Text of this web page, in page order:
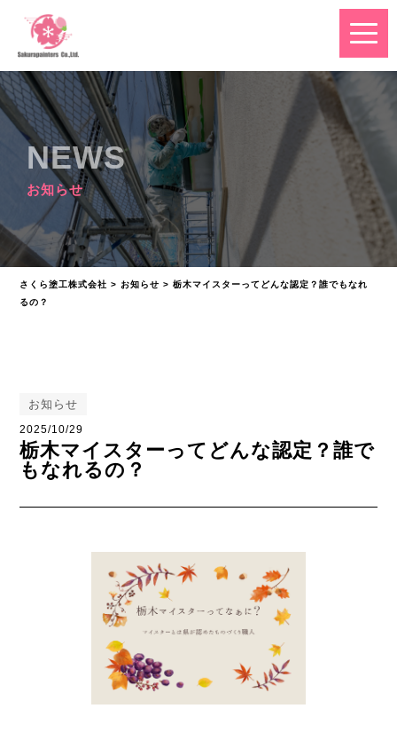
NEWS
お知らせ
さくら塗工株式会社 > お知らせ >栃木マイスターってどんな認定？誰でもなれ
るの？
お知らせ
2025/10/29
栃木マイスターってどんな認定？誰で
もなれるの？